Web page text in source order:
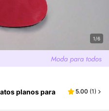
1/6
planos para
5.00 (1)